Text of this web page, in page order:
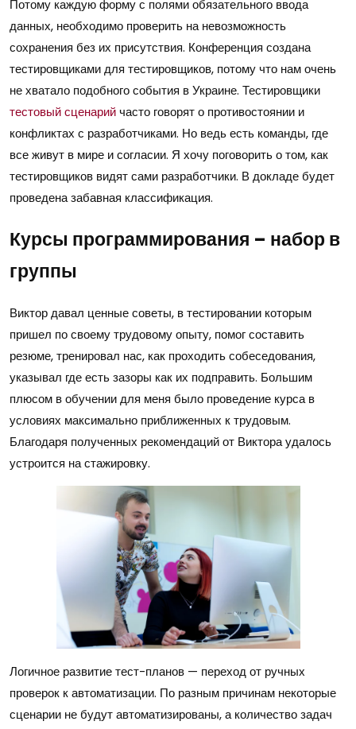
Потому каждую форму с полями обязательного ввода
данных, необходимо проверить на невозможность
сохранения без их присутствия. Конференция создана
тестировщиками для тестировщиков, потому что нам очень
не хватало подобного события в Украине. Тестировщики
тестовый сценарийчасто говорят о противостоянии и
конфликтах с разработчиками. Но ведь есть команды, где
все живут в мире и согласии. Я хочу поговорить о том, как
тестировщиков видят сами разработчики. В докладе будет
проведена забавная классификация.
Курсы программирования – набор в
группы
Виктор давал ценные советы, в тестировании которым
пришел по своему трудовому опыту, помог составить
резюме, тренировал нас, как проходить собеседования,
указывал где есть зазоры как их подправить. Большим
плюсом в обучении для меня было проведение курса в
условиях максимально приближенных к трудовым.
Благодаря полученных рекомендаций от Виктора удалось
устроится на стажировку.
Логичное развитие тест-планов — переход от ручных
проверок к автоматизации. По разным причинам некоторые
сценарии не будут автоматизированы, а количество задач